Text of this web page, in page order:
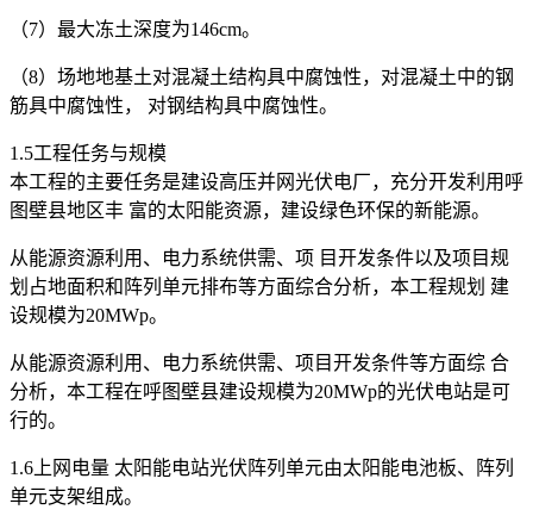
（7）最大冻土深度为146cm。
（8）场地地基土对混凝土结构具中腐蚀性，对混凝土中的钢
筋具中腐蚀性， 对钢结构具中腐蚀性。
1.5工程任务与规模
本工程的主要任务是建设高压并网光伏电厂，充分开发利用呼
图壁县地区丰 富的太阳能资源，建设绿色环保的新能源。
从能源资源利用、电力系统供需、项 目开发条件以及项目规
划占地面积和阵列单元排布等方面综合分析，本工程规划 建
设规模为20MWp。
从能源资源利用、电力系统供需、项目开发条件等方面综 合
分析，本工程在呼图壁县建设规模为20MWp的光伏电站是可
行的。
1.6上网电量 太阳能电站光伏阵列单元由太阳能电池板、阵列
单元支架组成。